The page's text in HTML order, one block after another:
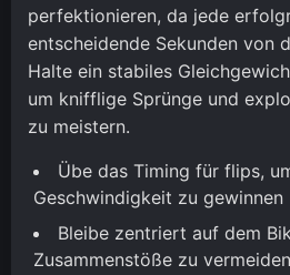
perfektionieren, da jede
entscheidende Sekunden von
Halte ein stabiles
um knifflige Sprünge und
zu meistern.
Übe das Timing für flips,
Geschwindigkeit zu gewinnen
Bleibe zentriert auf dem
Zusammenstöße zu vermeiden